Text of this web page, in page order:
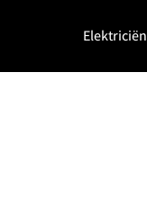
Elektriciën